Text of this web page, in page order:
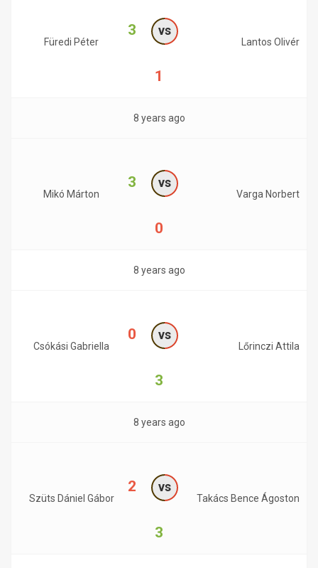
Füredi Péter
3 vs
1
Lantos Olivér
8 years ago
Mikó Márton
3 vs
0
Varga Norbert
8 years ago
Csókási Gabriella
0 vs
3
Lőrinczi Attila
8 years ago
Szüts Dániel Gábor
2 vs
3
Takács Bence Ágoston